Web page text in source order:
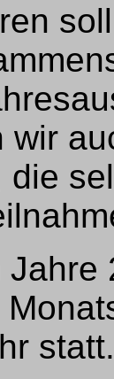
statt.